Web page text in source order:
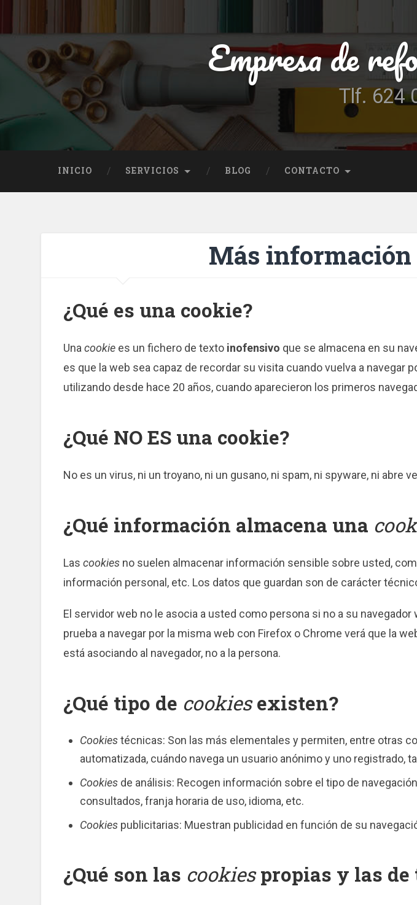
Empresa de
Tlf. 624
INICIO SERVICIOS BLOG CONTACTO
Más información
¿Qué es una cookie?
Unacookie es un fichero de texto inofensivo que se almacena en su
es que la web sea capaz de recordar su visita cuando vuelva a navegar
utilizando desde hace 20 años, cuando aparecieron los primeros
¿Qué NO ES una cookie?
No es un virus, ni un troyano, ni un gusano, ni spam, ni spyware, ni abre
¿Qué información almacena una
Lascookies no suelen almacenar información sensible sobre usted,
información personal, etc. Los datos que guardan son de carácter
El servidor web no le asocia a usted como persona si no a su
prueba a navegar por la misma web con Firefox o Chrome verá que la
está asociando al navegador, no a la persona.
¿Qué tipo de cookiesexisten?
Cookiestécnicas: Son las más elementales y permiten, entre otras
automatizada, cuándo navega un usuario anónimo y uno
Cookies de análisis: Recogen información sobre el tipo de
consultados, franja horaria de uso, idioma, etc.
Cookies publicitarias: Muestran publicidad en función de su
¿Qué son las cookiespropias y las de